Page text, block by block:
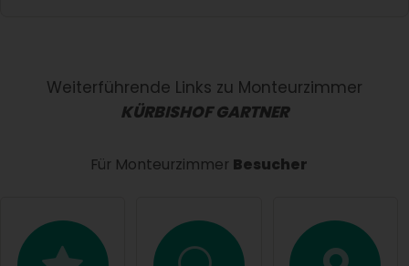
Hiermit akzeptiere ich dieAGB .
Weiterführende Links zu Monteurzimmer
KÜRBISHOF GARTNER
Für Monteurzimmer Besucher